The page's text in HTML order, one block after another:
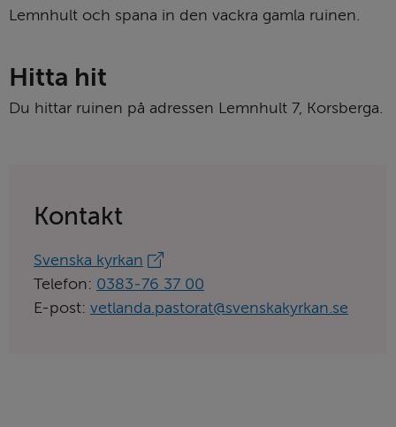
Lemnhult och spana in den vackra gamla ruinen.
Hitta hit
Du hittar ruinen på adressen Lemnhult 7, Korsberga.
Kontakt
Länk
till
aktörens
Svenska kyrkan
Telefon: 0383‑76 37 00
E-post: vetlanda.pastorat@svenskakyrkan.se